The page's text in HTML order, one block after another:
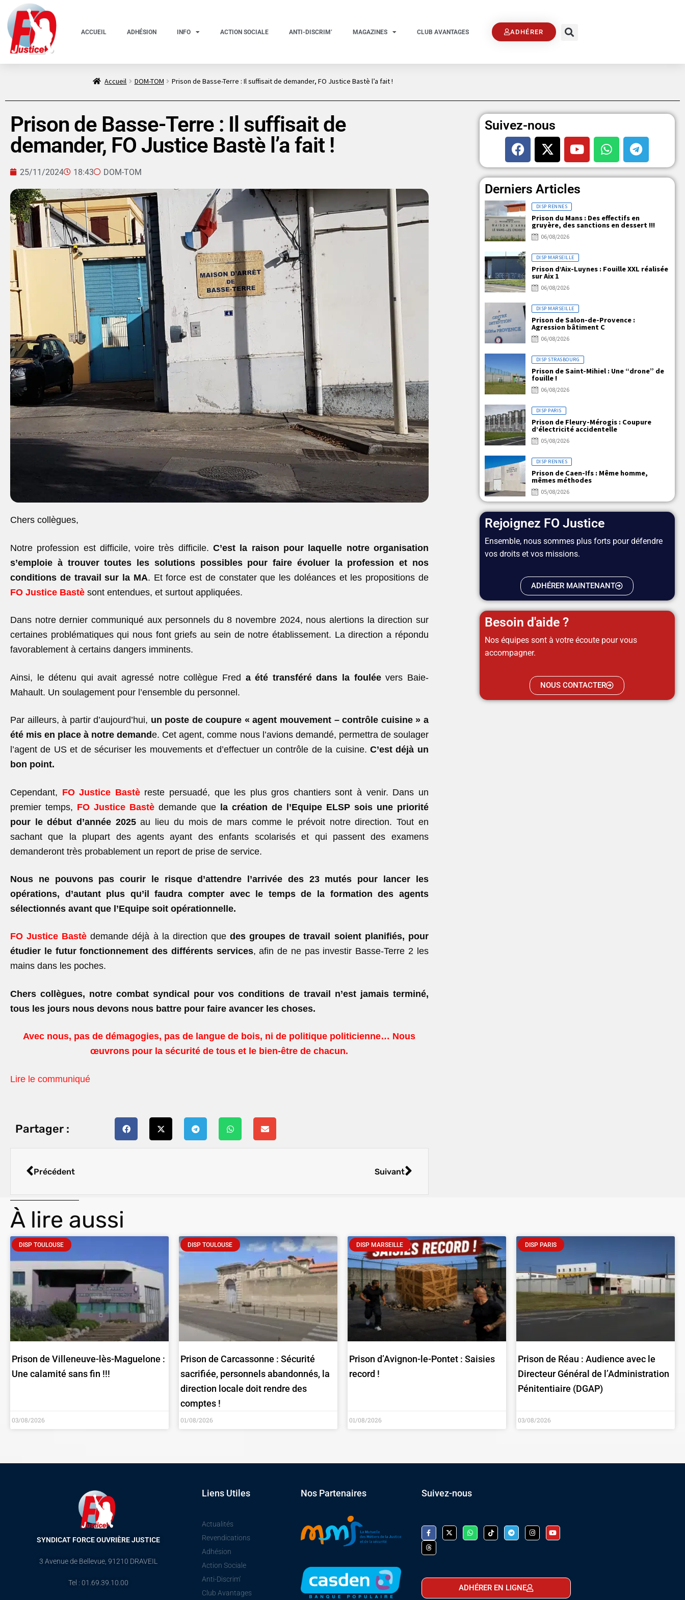
ACCUEIL ADHÉSION INFO ACTION SOCIALE ANTI-DISCRIM’ MAGAZINES CLUB AVANTAGES ADHÉRER
Accueil DOM-TOM Prison de Basse-Terre : Il suffisait de demander, FO Justice Bastè l’a fait !
Prison de Basse-Terre : Il suffisait de
demander, FO Justice Bastè l’a fait !
25/11/2024 18:43 DOM-TOM
Chers collègues,
Notre profession est difficile, voire très difficile.C’est la raison pour laquelle notre organisation
s’emploie à trouver toutes les solutions possibles pour faire évoluer la profession et nos
conditions de travail sur la MA. Et force est de constater que les doléances et les propositions de
FO Justice Bastè sont entendues, et surtout appliquées.
Dans notre dernier communiqué aux personnels du 8 novembre 2024, nous alertions la direction sur
certaines problématiques qui nous font griefs au sein de notre établissement. La direction a répondu
favorablement à certains dangers imminents.
Ainsi, le détenu qui avait agressé notre collègue Fred a été transféré dans la fouléevers Baie-
Mahault. Un soulagement pour l’ensemble du personnel.
Par ailleurs, à partir d’aujourd’hui, un poste de coupure « agent mouvement – contrôle cuisine » a
été mis en place à notre demande. Cet agent, comme nous l’avions demandé, permettra de soulager
l’agent de US et de sécuriser les mouvements et d’effectuer un contrôle de la cuisine. C’est déjà un
bon point.
Cependant, FO Justice Bastèreste persuadé, que les plus gros chantiers sont à venir. Dans un
premier temps, FO Justice Bastèdemande que la création de l’Equipe ELSP sois une priorité
pour le début d’année 2025au lieu du mois de mars comme le prévoit notre direction. Tout en
sachant que la plupart des agents ayant des enfants scolarisés et qui passent des examens
demanderont très probablement un report de prise de service.
Nous ne pouvons pas courir le risque d’attendre l’arrivée des 23 mutés pour lancer les
opérations, d’autant plus qu’il faudra compter avec le temps de la formation des agents
sélectionnés avant que l’Equipe soit opérationnelle.
FO Justice Bastè demande déjà à la direction quedes groupes de travail soient planifiés, pour
étudier le futur fonctionnement des différents services, afin de ne pas investir Basse-Terre 2 les
mains dans les poches.
Chers collègues, notre combat syndical pour vos conditions de travail n’est jamais terminé,
tous les jours nous devons nous battre pour faire avancer les choses.
Avec nous, pas de démagogies, pas de langue de bois, ni de politique politicienne… Nous
œuvrons pour la sécurité de tous et le bien-être de chacun.
Lire le communiqué
Partager :
Précédent Suivant
Suivez-nous
Derniers Articles
DISP RENNES
Prison du Mans : Des effectifs en
gruyère, des sanctions en dessert !!!
06/08/2026
DISP MARSEILLE
Prison d’Aix-Luynes : Fouille XXL réalisée
sur Aix 1
06/08/2026
DISP MARSEILLE
Prison de Salon-de-Provence :
Agression bâtiment C
06/08/2026
DISP STRASBOURG
Prison de Saint-Mihiel : Une “drone” de
fouille !
06/08/2026
DISP PARIS
Prison de Fleury-Mérogis : Coupure
d’électricité accidentelle
05/08/2026
DISP RENNES
Prison de Caen-Ifs : Même homme,
mêmes méthodes
05/08/2026
Rejoignez FO Justice
Ensemble, nous sommes plus forts pour défendre
vos droits et vos missions.
ADHÉRER MAINTENANT
Besoin d'aide ?
Nos équipes sont à votre écoute pour vous
accompagner.
NOUS CONTACTER
À lire aussi
DISP TOULOUSE
Prison de Villeneuve-lès-Maguelone :
Une calamité sans fin !!!
03/08/2026
DISP TOULOUSE
Prison de Carcassonne : Sécurité
sacrifiée, personnels abandonnés, la
direction locale doit rendre des
comptes !
01/08/2026
DISP MARSEILLE
Prison d’Avignon-le-Pontet : Saisies
record !
01/08/2026
DISP PARIS
Prison de Réau : Audience avec le
Directeur Général de l’Administration
Pénitentiaire (DGAP)
03/08/2026
SYNDICAT FORCE OUVRIÈRE JUSTICE
3 Avenue de Bellevue, 91210 DRAVEIL
Tel : 01.69.39.10.00
Liens Utiles
Actualités
Revendications
Adhésion
Action Sociale
Anti-Discrim'
Club Avantages
Nos Partenaires Suivez-nous
ADHÉRER EN LIGNE